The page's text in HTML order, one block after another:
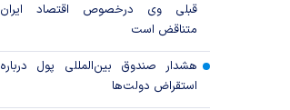
قبلی وی درخصوص اقتصاد ایران
متناقض است
هشدار صندوق بین‌المللی پول درباره
استقراض دولت‌ها